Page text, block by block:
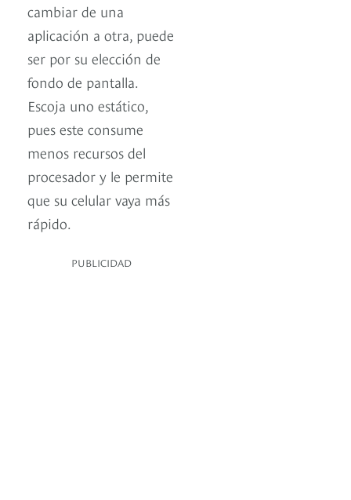
cambiar de una
aplicación a otra, puede
ser por su elección de
fondo de pantalla.
Escoja uno estático,
pues este consume
menos recursos del
procesador y le permite
que su celular vaya más
rápido.
PUBLICIDAD